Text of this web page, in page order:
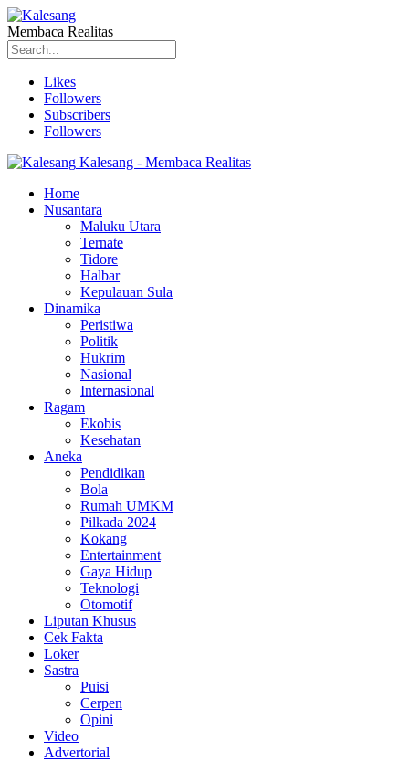
Membaca Realitas
Likes
Followers
Subscribers
Followers
Kalesang - Membaca Realitas
Home
Nusantara
Maluku Utara
Ternate
Tidore
Halbar
Kepulauan Sula
Dinamika
Peristiwa
Politik
Hukrim
Nasional
Internasional
Ragam
Ekobis
Kesehatan
Aneka
Pendidikan
Bola
Rumah UMKM
Pilkada 2024
Kokang
Entertainment
Gaya Hidup
Teknologi
Otomotif
Liputan Khusus
Cek Fakta
Loker
Sastra
Puisi
Cerpen
Opini
Video
Advertorial